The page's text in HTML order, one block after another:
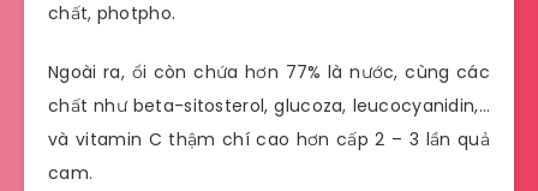
chất, photpho.
Ngoài ra, ổi còn chứa hơn 77% là nước, cùng các
chất như beta-sitosterol, glucoza, leucocyanidin,…
và vitamin C thậm chí cao hơn cấp 2 – 3 lần quả
cam.